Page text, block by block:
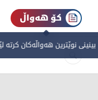
کۆ هەواڵ
نوێترین هەواڵەکان کرتە